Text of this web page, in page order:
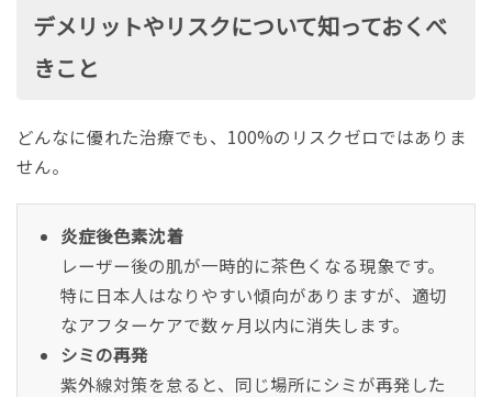
デメリットやリスクについて知っておくべ
きこと
どんなに優れた治療でも、100%のリスクゼロではありま
せん。
炎症後色素沈着
レーザー後の肌が一時的に茶色くなる現象です。
特に日本人はなりやすい傾向がありますが、適切
なアフターケアで数ヶ月以内に消失します。
シミの再発
紫外線対策を怠ると、同じ場所にシミが再発した